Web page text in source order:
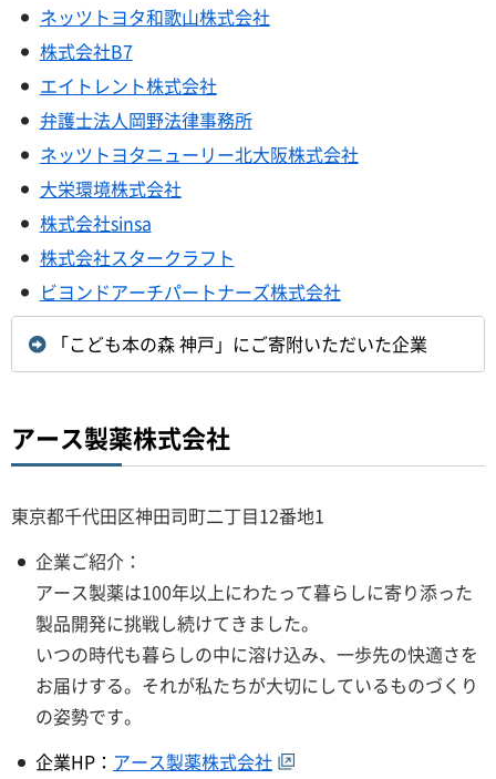
ネッツトヨタ和歌山株式会社
株式会社B7
エイトレント株式会社
弁護士法人岡野法律事務所
ネッツトヨタニューリー北大阪株式会社
大栄環境株式会社
株式会社sinsa
株式会社スタークラフト
ビヨンドアーチパートナーズ株式会社
「こども本の森 神戸」にご寄附いただいた企業
アース製薬株式会社
東京都千代田区神田司町二丁目12番地1
企業ご紹介：
アース製薬は100年以上にわたって暮らしに寄り添った
製品開発に挑戦し続けてきました。
いつの時代も暮らしの中に溶け込み、一歩先の快適さを
お届けする。それが私たちが大切にしているものづくり
の姿勢です。
企業HP： アース製薬株式会社